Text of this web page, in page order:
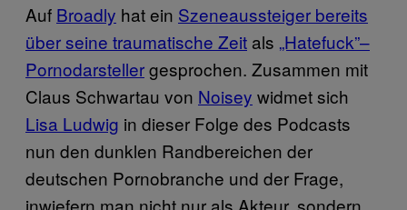
Auf Broadly hat ein Szeneaussteiger bereits
über seine traumatische Zeit als „Hatefuck”–
Pornodarstellergesprochen. Zusammen mit
Claus Schwartau von Noisey widmet sich
Lisa Ludwig in dieser Folge des Podcasts
nun den dunklen Randbereichen der
deutschen Pornobranche und der Frage,
inwiefern man nicht nur als Akteur, sondern